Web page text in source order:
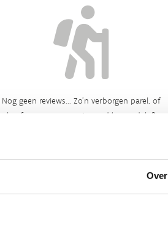
Over
Nog geen reviews... Zo’n verborgen parel, of
heeft gewoon nog niemand ‘m ontdekt?